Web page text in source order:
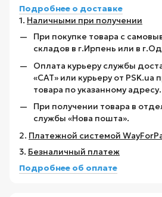
Подробнее о доставке
1. Наличными при получении
При покупке товара с
складов в г.Ирпень или в
Оплата курьеру службы
«САТ» или курьеру от PSK.ua
товара по указанному адресу.
При получении товара в
службы «Нова пошта».
2. Платежной системой
3. Безналичный платеж
Подробнее об оплате